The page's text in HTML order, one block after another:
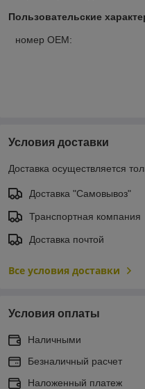
Пользовательские
номер OEM:
Условия доставки
Доставка осуществляется
Доставка "Самовывоз"
Транспортная компания
Доставка почтой
Все условия доставки
Условия оплаты
Наличными
Безналичный расчет
Наложенный платеж